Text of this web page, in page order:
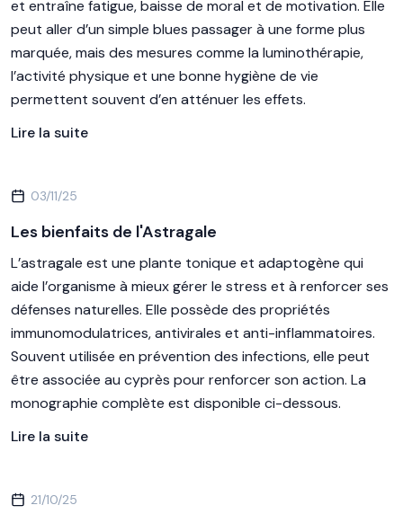
et entraîne fatigue, baisse de moral et de motivation. Elle
peut aller d’un simple blues passager à une forme plus
marquée, mais des mesures comme la luminothérapie,
l’activité physique et une bonne hygiène de vie
permettent souvent d’en atténuer les effets.
Lire la suite
03/11/25
Les bienfaits de l'Astragale
L’astragale est une plante tonique et adaptogène qui
aide l’organisme à mieux gérer le stress et à renforcer ses
défenses naturelles. Elle possède des propriétés
immunomodulatrices, antivirales et anti-inflammatoires.
Souvent utilisée en prévention des infections, elle peut
être associée au cyprès pour renforcer son action. La
monographie complète est disponible ci-dessous.
Lire la suite
21/10/25